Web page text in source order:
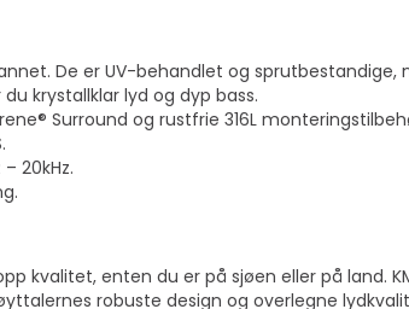
De er UV-behandlet og sprutbestandige,
krystallklar lyd og dyp bass.
Surround og rustfrie 316L
20kHz.
kvalitet, enten du er på sjøen eller på land.
robuste design og overlegne